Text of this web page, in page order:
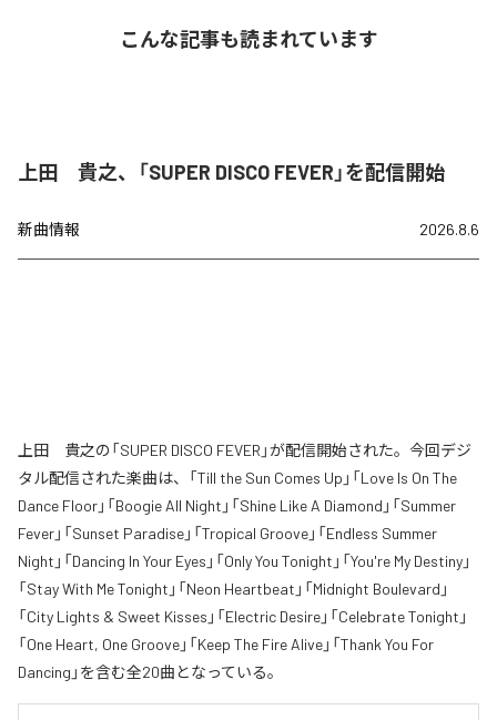
こんな記事も読まれています
上田 貴之、「SUPER DISCO FEVER」を配信開始
新曲情報 2026.8.6
上田 貴之の「SUPER DISCO FEVER」が配信開始された。今回デジ
タル配信された楽曲は、「Till the Sun Comes Up」「Love Is On The
Dance Floor」「Boogie All Night」「Shine Like A Diamond」「Summer
Fever」「Sunset Paradise」「Tropical Groove」「Endless Summer
Night」「Dancing In Your Eyes」「Only You Tonight」「You're My Destiny」
「Stay With Me Tonight」「Neon Heartbeat」「Midnight Boulevard」
「City Lights & Sweet Kisses」「Electric Desire」「Celebrate Tonight」
「One Heart, One Groove」「Keep The Fire Alive」「Thank You For
Dancing」を含む全20曲となっている。